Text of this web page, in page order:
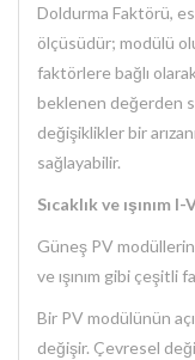
Doldurma Faktörü,
ölçüsüdür; modülü
faktörlere bağlı
beklenen değerden
değişiklikler bir
sağlayabilir.
Sıcaklık ve ışınım
Güneş PV
ve ışınım gibi çeşitli
Bir PV modülünün
değişir. Çevresel